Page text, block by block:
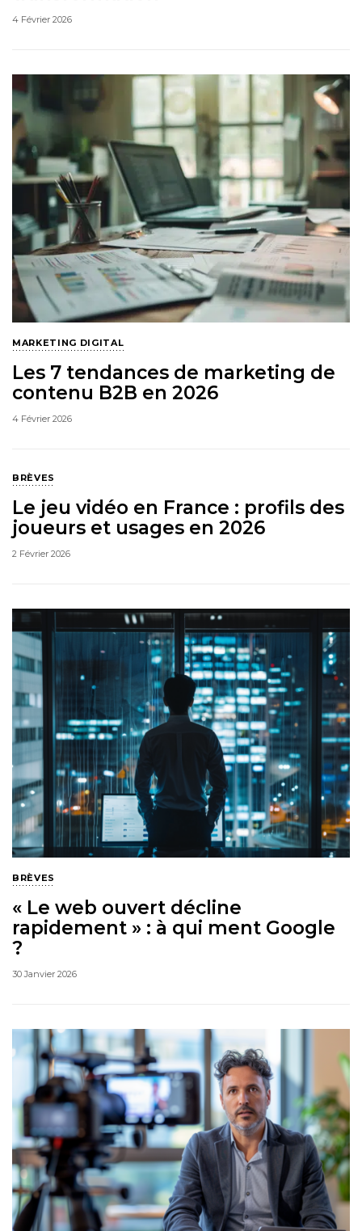
4 Février 2026
MARKETING DIGITAL
Les 7 tendances de marketing de
contenu B2B en 2026
4 Février 2026
BRÈVES
Le jeu vidéo en France : profils des
joueurs et usages en 2026
2 Février 2026
BRÈVES
« Le web ouvert décline
rapidement » : à qui ment Google
?
30 Janvier 2026